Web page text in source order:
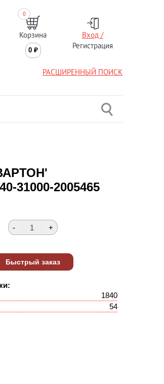
0
Корзина
0 ₽
Вход /
Регистрация
РАСШИРЕННЫЙ ПОИСК
31000-2005465
1840
54